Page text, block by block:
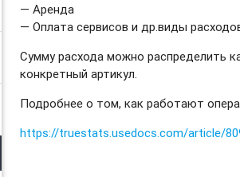
— Аренда
— Оплата сервисов и др.виды
Сумму расхода можно распределить
конкретный артикул.
Подробнее о том, как работают
https://truestats.usedocs.com/article/